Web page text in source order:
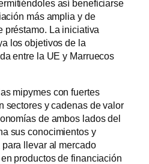
así beneficiarse
más amplia y de
préstamo. La iniciativa
los objetivos de la
entre la UE y Marruecos
mipymes con fuertes
sectores y cadenas de valor
de ambos lados del
sus conocimientos y
llevar al mercado
productos de financiación